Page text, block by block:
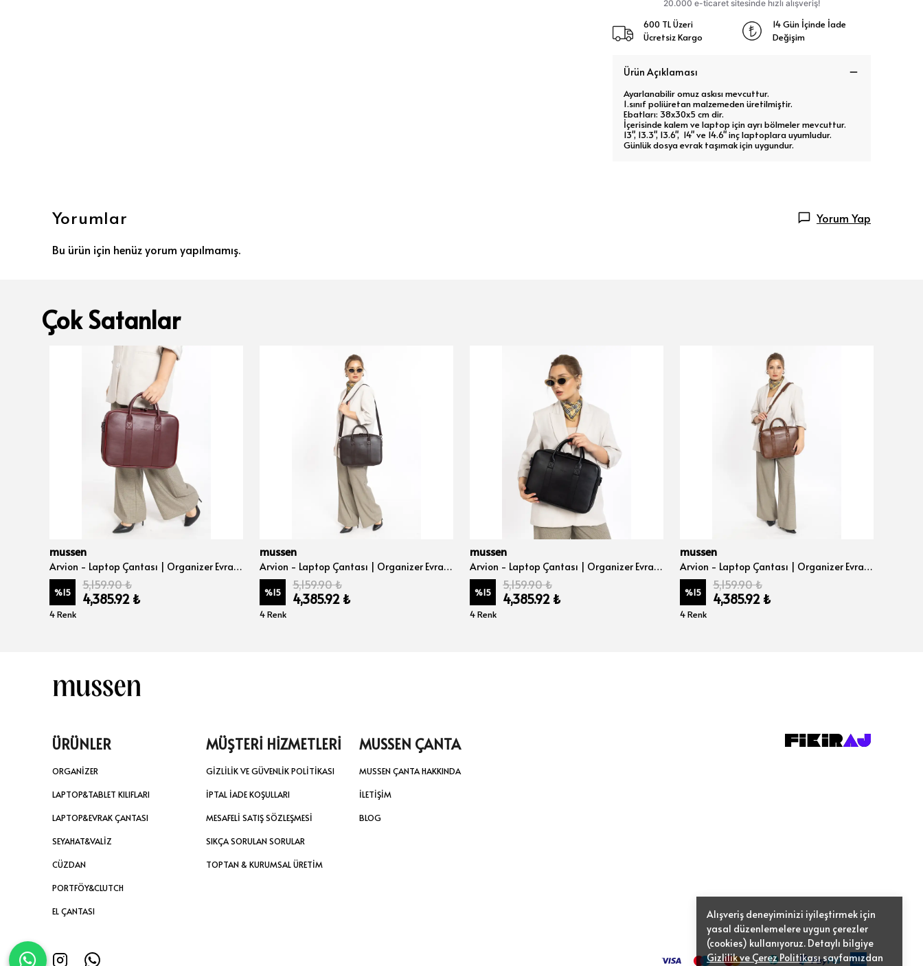
Alışveriş deneyiminizi iyileştirmek için
yasal düzenlemelere uygun çerezler
(cookies) kullanıyoruz. Detaylı bilgiye
Gizlilik ve Çerez Politikasısayfamızdan
600 TL Üzeri
Ücretsiz Kargo
14 Gün İçinde İade
Değişim
Ürün Açıklaması
Ayarlanabilir omuz askısı mevcuttur.
1.sınıf poliüretan malzemeden üretilmiştir.
Ebatları: 38x30x5 cm dir.
İçerisinde kalem ve laptop için ayrı bölmeler mevcuttur.
13", 13.3", 13.6", 14" ve 14.6" inç laptoplara uyumludur.
Günlük dosya evrak taşımak için uygundur.
Yorumlar Yorum Yap
Bu ürün için henüz yorum yapılmamış.
Çok Satanlar
mussen
Arvion - Laptop Çantası | Organizer Evrak ve Bilgisayar Çantası 15", 15.6" ve 16" inç - Bordo Nova
%15
5,159.90 ₺
4,385.92 ₺
4 Renk
mussen
Arvion - Laptop Çantası | Organizer Evrak ve Bilgisayar Çantası 15", 15.6" ve 16" inç - Kahve Nova
%15
5,159.90 ₺
4,385.92 ₺
4 Renk
mussen
Arvion - Laptop Çantası | Organizer Evrak ve Bilgisayar Çantası 15", 15.6" ve 16" inç - Siyah Nova
%15
5,159.90 ₺
4,385.92 ₺
4 Renk
mussen
Arvion - Laptop Çantası | Organizer Evrak ve Bilgisayar Çantası 15", 15.6" ve 16" inç - Taba Nova
%15
5,159.90 ₺
4,385.92 ₺
4 Renk
ÜRÜNLER
ORGANİZER
LAPTOP&TABLET KILIFLARI
LAPTOP&EVRAK ÇANTASI
SEYAHAT&VALİZ
CÜZDAN
PORTFÖY&CLUTCH
EL ÇANTASI
MÜŞTERİ HİZMETLERİ
GİZLİLİK VE GÜVENLİK POLİTİKASI
İPTAL İADE KOŞULLARI
MESAFELİ SATIŞ SÖZLEŞMESİ
SIKÇA SORULAN SORULAR
TOPTAN & KURUMSAL ÜRETİM
MUSSEN ÇANTA
MUSSEN ÇANTA HAKKINDA
İLETİŞİM
BLOG